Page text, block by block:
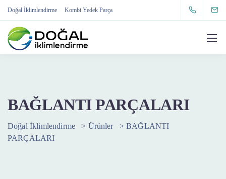
Doğal İklimlendirme Kombi Yedek Parça
BAĞLANTI PARÇALARI
Doğal İklimlendirme > Ürünler >BAĞLANTI
PARÇALARI